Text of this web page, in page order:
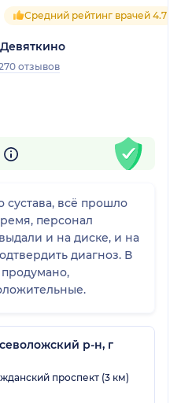
Средний рейтинг врачей 4.7
отзывов
всё прошло
персонал
и на диске, и на
диагноз. В
р-н, г
проспект (3 км)